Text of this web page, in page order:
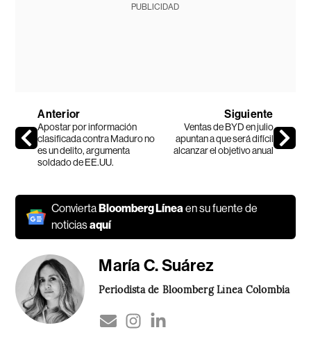
PUBLICIDAD
Anterior
Apostar por información
clasificada contra Maduro no
es un delito, argumenta
soldado de EE.UU.
Siguiente
Ventas de BYD en julio
apuntan a que será difícil
alcanzar el objetivo anual
ConviertaBloomberg Líneaen su fuente de
noticiasaquí
María C. Suárez
Periodista de Bloomberg Línea Colombia